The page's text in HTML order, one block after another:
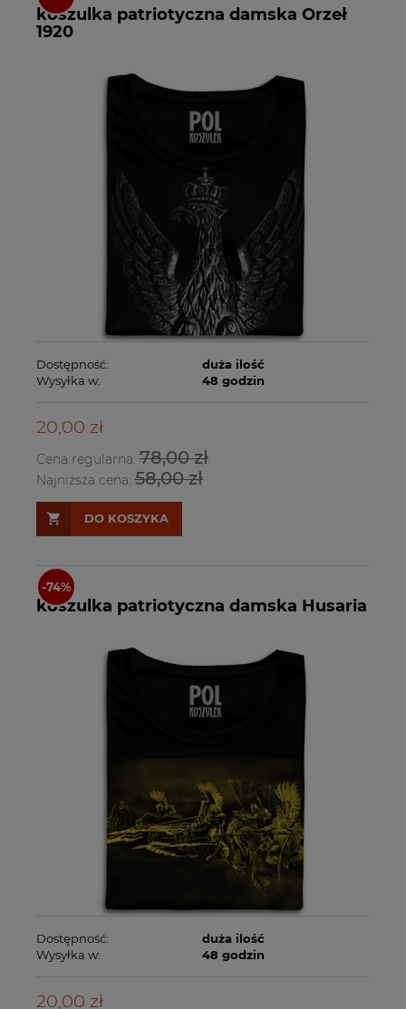
koszulka patriotyczna damska Orzeł
1920
Dostępność:
duża ilość
Wysyłka w:
48 godzin
20,00 zł
Cena regularna: 78,00 zł
Najniższa cena: 58,00 zł
DO KOSZYKA
koszulka patriotyczna damska Husaria
Dostępność:
duża ilość
Wysyłka w:
48 godzin
20,00 zł